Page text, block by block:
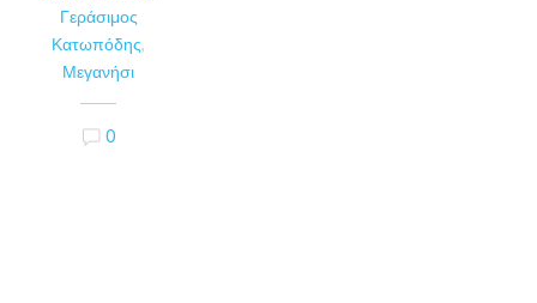
Γεράσιμος
Κατωπόδης,
Μεγανήσι
0